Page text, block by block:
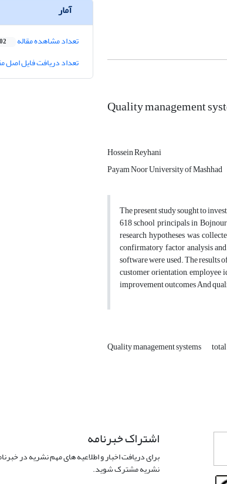
Quality management
Hossein Reyhani
Payam Noor University of Mashhad
The present study sought to
618 school principals in
research hypotheses was
confirmatory factor analysis
software were used. The results
customer orientation, employee
improvement outcomes And
Quality management systems
آمار
تعداد مشاهده مقاله
تعداد دریافت فایل اصل
اشتراک خبرنامه
برای دریافت اخبار و اطلاعیه های مهم نشریه در
نشریه مشترک شوید.